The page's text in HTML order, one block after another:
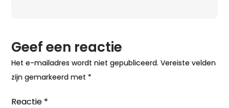
Geef een reactie
Het e-mailadres wordt niet gepubliceerd. Vereiste velden
zijn gemarkeerd met *
Reactie *